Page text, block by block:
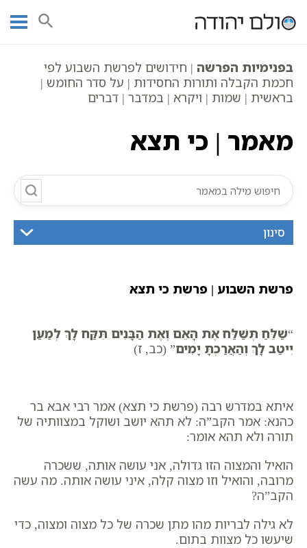
עמוד ראשי אוצר הכתבים
פרשת שבוע
מאמר | כי תצא
בפנימיות הפרשה | חידושים לפרשת השבוע לפי
חכמת הקבלה ותורות החסידות | על סדר החומש |
בראשית | שמות | ויקרא | במדבר | דברים
מאמר | כי תצא
פרשת השבוע | פרשת כי תצא
“שַׁלֵּחַ תְּשַׁלַּח אֶת הָאֵם וְאֶת הַבָּנִים תִּקַּח לָךְ לְמַעַן
יִיטַב לָךְ וְהַאֲרַכְתָּ יָמִים” (כב, ז)
איתא במדרש רבה (פרשת כי תצא) אמר רבי אבא בר
כהנא: אמר הקב”ה: לא תהא יושב ושוקל במצוותיה של
תורה ולא תהא אומר:
הואיל והמצוה הזו גדולה, אני עושה אותה, ששכרה
מרובה, והואיל וזו מצוה קלה, איני עושה אותה. מה עשה
הקב”ה?
לא גילה לבריות מהו מתן שכרה של כל מצוה ומצוה, כדי
שיעשו כל מצוות בתום.
סינון